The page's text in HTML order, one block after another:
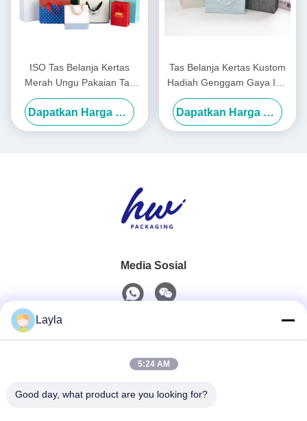
ISO Tas Belanja Kertas
Merah Ungu Pakaian Tas
Belanja Logo Custom
Dapatkan Harga Terbaik
Tas Belanja Kertas Kustom
Hadiah Genggam Gaya INS
Tas Hadiah Ulang Tahun
Dapatkan Harga Terbaik
Media Sosial
0086-18688885859
Layla
5:24 AM
Good day, what product are you looking for?